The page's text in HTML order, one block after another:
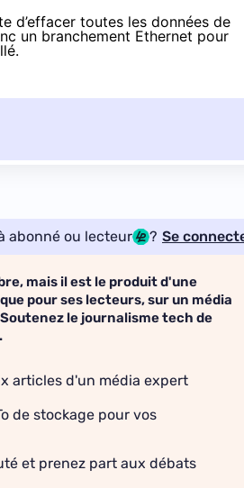
d’effacer toutes les données de
un branchement Ethernet pour
abonné ou lecteur ? Se
mais il est le produit d'une
pour ses lecteurs, sur un média
le journalisme tech de
articles d'un média expert
de stockage pour vos
et prenez part aux débats